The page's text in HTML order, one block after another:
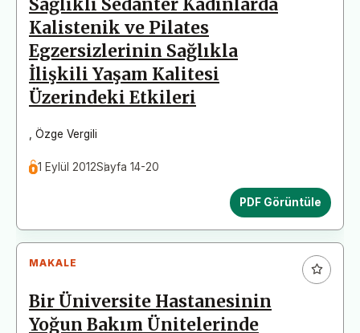
Sağlıklı Sedanter Kadınlarda
Kalistenik ve Pilates
Egzersizlerinin Sağlıkla
İlişkili Yaşam Kalitesi
Üzerindeki Etkileri
Özge Vergili
1 Eylül 2012Sayfa 14-20
PDF Görüntüle
MAKALE
Bir Üniversite Hastanesinin
Yoğun Bakım Ünitelerinde